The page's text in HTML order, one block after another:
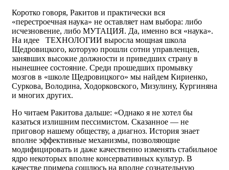
Коротко говоря, Ракитов и практически вся
«перестроечная наука» не оставляет нам выбора: либо
исчезновение, либо МУТАЦИЯ. Да, именно вся «наука».
На идее ТЕХНОЛОГИИ выросла мощная школа
Щедровицкого, которую прошли сотни управленцев,
занявших высокие должности и приведших страну в
нынешнее состояние. Среди прошедших промывку
мозгов в «школе Щедровицкого» мы найдем Кириенко,
Суркова, Володина, Ходорковского, Мизулину, Кургиняна
и многих других.
Но читаем Ракитова дальше: «Однако я не хотел бы
казаться излишним пессимистом. Сказанное — не
приговор нашему обществу, а диагноз. История знает
вполне эффективные механизмы, позволяющие
модифицировать и даже качественно изменять стабильное
ядро некоторых вполне консервативных культур. В
качестве примера сошлюсь на вполне сознательную